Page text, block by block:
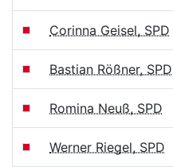
Corinna Geisel, SPD
Bastian Rößner, SPD
Romina Neuß, SPD
Werner Riegel, SPD